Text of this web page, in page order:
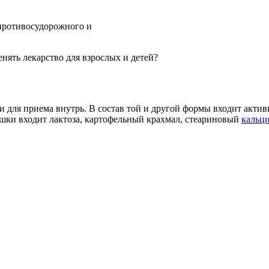
и
лекарство для взрослых и детей?
приема внутрь. В состав той и другой формы входит
входит лактоза, картофельный крахмал, стеариновый